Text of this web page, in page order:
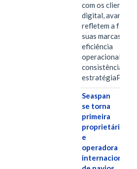
com os clientes
digital, avanços
refletem a força
suas marcas, a
eficiência
operacional e a
consistência de
Seaspan
se torna
primeira
proprietária
e
operadora
internacional